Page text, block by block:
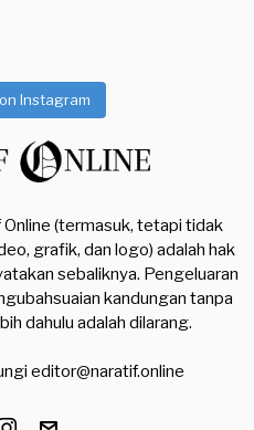
Instagram
(termasuk, tetapi tidak
grafik, dan logo) adalah hak
sebaliknya. Pengeluaran
kandungan tanpa
dahulu adalah dilarang.
editor@naratif.online